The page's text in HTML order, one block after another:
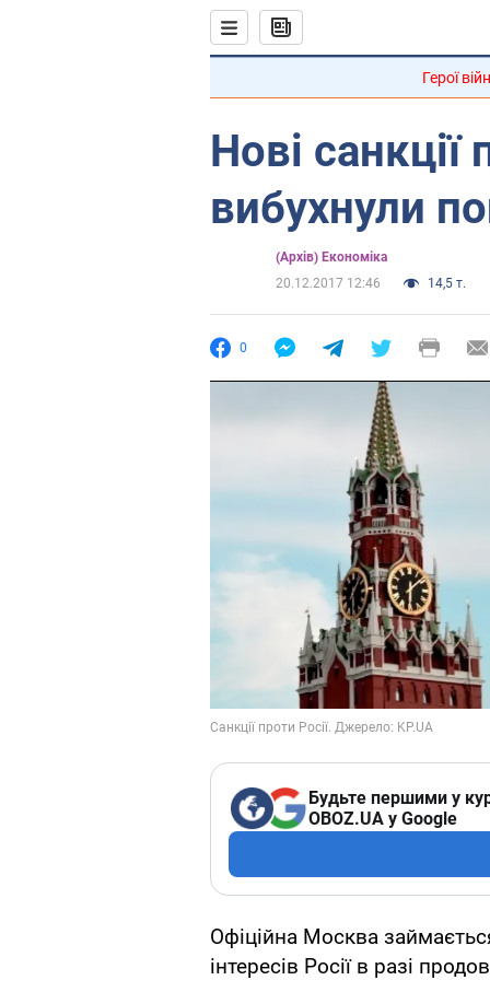
Герої
Нові санкції
вибухнули
(Архів) Економіка
20.12.2017 12:46
14,5 т.
0
Будьте першими у
OBOZ.UA у Google
Офіційна Москва
інтересів Росії в разі